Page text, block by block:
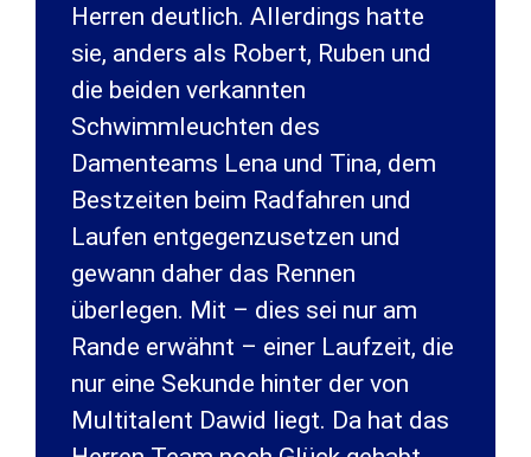
Herren deutlich. Allerdings hatte
sie, anders als Robert, Ruben und
die beiden verkannten
Schwimmleuchten des
Damenteams Lena und Tina, dem
Bestzeiten beim Radfahren und
Laufen entgegenzusetzen und
gewann daher das Rennen
überlegen. Mit – dies sei nur am
Rande erwähnt – einer Laufzeit, die
nur eine Sekunde hinter der von
Multitalent Dawid liegt. Da hat das